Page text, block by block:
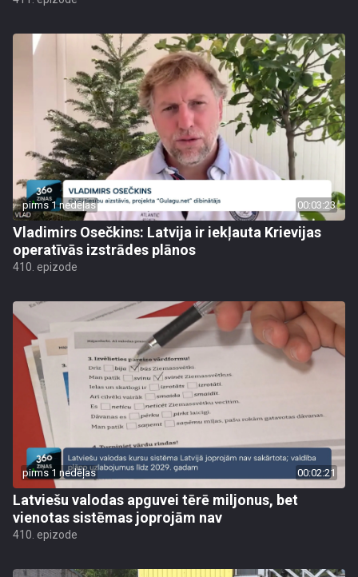
pirms 1 nedēļas 00:03:23
Vladimirs Osečkins: Latvija ir iekļauta Krievijas
operatīvās izstrādes plānos
410. epizode
pirms 1 nedēļas 00:02:21
Latviešu valodas apguvei tērē miljonus, bet
vienotas sistēmas joprojām nav
410. epizode